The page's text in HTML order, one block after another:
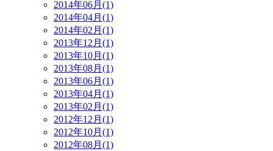
2014年06月(1)
2014年04月(1)
2014年02月(1)
2013年12月(1)
2013年10月(1)
2013年08月(1)
2013年06月(1)
2013年04月(1)
2013年02月(1)
2012年12月(1)
2012年10月(1)
2012年08月(1)